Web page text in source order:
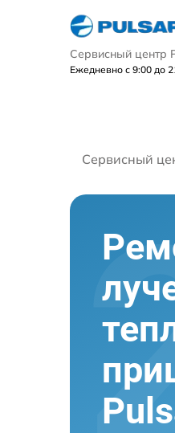
Сервисный центр
Ежедневно с 9:00 до
Сервисный